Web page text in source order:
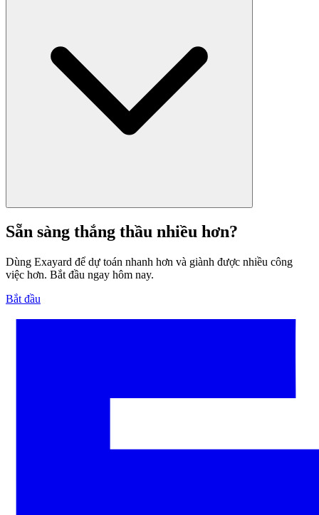
Sẵn sàng thắng thầu nhiều hơn?
Dùng Exayard để dự toán nhanh hơn và giành được nhiều công
việc hơn. Bắt đầu ngay hôm nay.
Bắt đầu